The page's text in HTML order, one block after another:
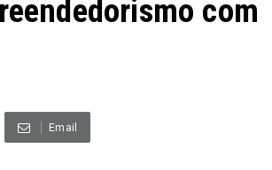
com
Email